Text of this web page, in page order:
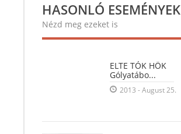
HASONLÓ ESEMÉNYEK
Nézd meg ezeket is
ELTE TÓK HÖK
Gólyatábo...
2013 - August 25.